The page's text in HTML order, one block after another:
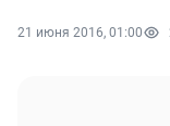
21 июня 2016, 01:00